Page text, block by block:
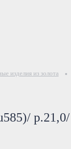
изделия из золота